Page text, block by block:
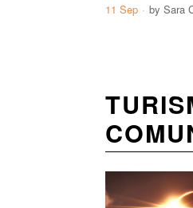
11 Sep by Sara